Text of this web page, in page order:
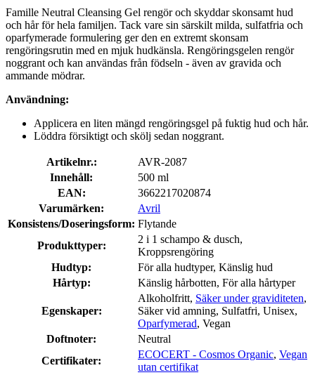
Famille Neutral Cleansing Gel rengör och skyddar skonsamt hud
och hår för hela familjen. Tack vare sin särskilt milda, sulfatfria och
oparfymerade formulering ger den en extremt skonsam
rengöringsrutin med en mjuk hudkänsla. Rengöringsgelen rengör
noggrant och kan användas från födseln - även av gravida och
ammande mödrar.
Användning:
Applicera en liten mängd rengöringsgel på fuktig hud och hår.
Löddra försiktigt och skölj sedan noggrant.
Artikelnr.:
AVR-2087
Innehåll:
500 ml
EAN:
3662217020874
Varumärken:
Avril
Konsistens/Doseringsform: Flytande
Produkttyper:
2 i 1 schampo & dusch,
Kroppsrengöring
Hudtyp:
För alla hudtyper, Känslig hud
Hårtyp:
Känslig hårbotten, För alla hårtyper
Egenskaper:
Alkoholfritt, Säker under graviditeten,
Säker vid amning, Sulfatfri, Unisex,
Oparfymerad, Vegan
Doftnoter:
Neutral
Certifikater:
ECOCERT - Cosmos Organic, Vegan
utan certifikat